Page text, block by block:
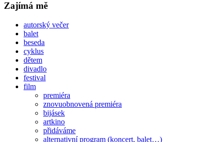
Zajímá mě
autorský večer
balet
beseda
cyklus
dětem
divadlo
festival
film
premiéra
znovuobnovená premiéra
bijásek
artkino
přidáváme
alternativní program (koncert, balet…)